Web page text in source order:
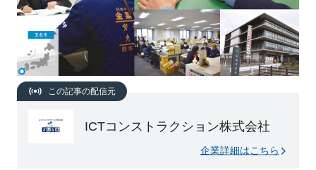
この記事の配信元
ICTコンストラクション株式会社
企業詳細はこちら